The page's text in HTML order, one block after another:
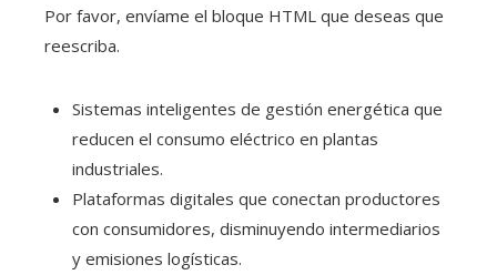
Por favor, envíame el bloque HTML que deseas que
reescriba.
Sistemas inteligentes de gestión energética que
reducen el consumo eléctrico en plantas
industriales.
Plataformas digitales que conectan productores
con consumidores, disminuyendo intermediarios
y emisiones logísticas.